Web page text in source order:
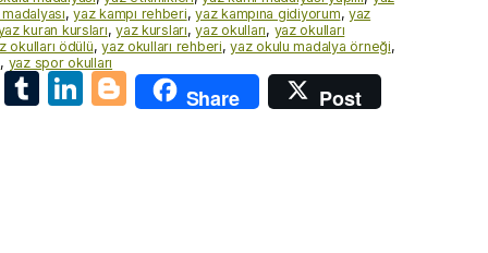
,yaz kampı rehberi,yaz kampına gidiyorum, yaz
kuran kursları,yaz kursları,yaz okulları, yaz okulları
okulları ödülü,yaz okulları rehberi,yaz okulu madalya örneği,
, yaz spor okulları
T Li Bl
o
Share
Post